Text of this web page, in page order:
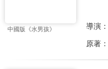
中國版《水男孩》 導演：
原著：